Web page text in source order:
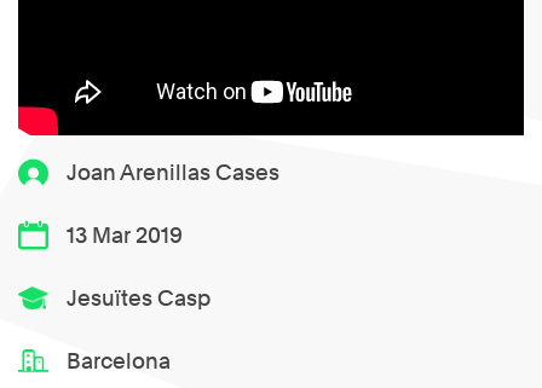
Joan Arenillas Cases
13 Mar 2019
Jesuïtes Casp
Barcelona